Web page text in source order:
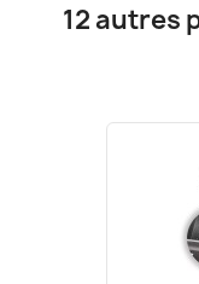
12 autres